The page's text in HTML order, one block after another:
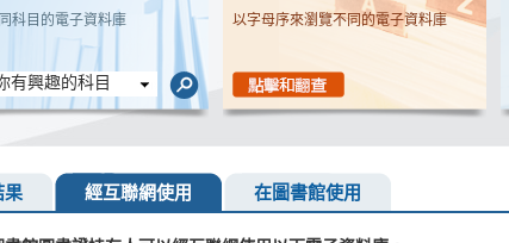
科目的電子資料庫
有興趣的科目
以字母序來瀏覽不同的電子資料庫
果 經互聯網使用 在圖書館使用